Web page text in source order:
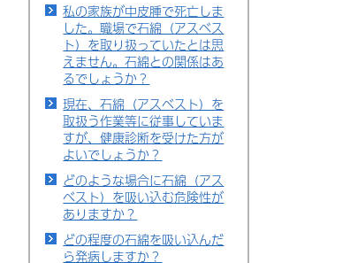
私の家族が中皮腫で死亡しま
した。職場で石綿（アスベス
ト）を取り扱っていたとは思
えません。石綿との関係はあ
るでしょうか？
現在、石綿（アスベスト）を
取扱う作業等に従事していま
すが、健康診断を受けた方が
よいでしょうか？
どのような場合に石綿（アス
ベスト）を吸い込む危険性が
ありますか？
どの程度の石綿を吸い込んだ
ら発病しますか？